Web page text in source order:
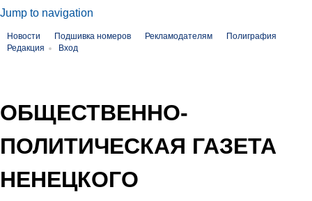
Jump to navigation
Новости Подшивка номеров Рекламодателям
Полиграфия
Редакция
Вход
ОБЩЕСТВЕННО-
ПОЛИТИЧЕСКАЯ ГАЗЕТА
НЕНЕЦКОГО